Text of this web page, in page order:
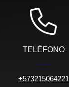
TELÉFONO
+573215064221